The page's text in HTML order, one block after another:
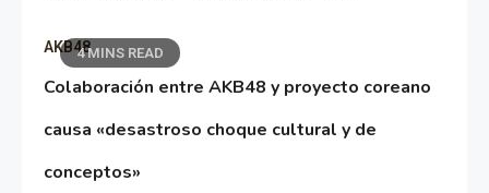
4 MINS READ
AKB48
Colaboración entre AKB48 y proyecto coreano
causa «desastroso choque cultural y de
conceptos»